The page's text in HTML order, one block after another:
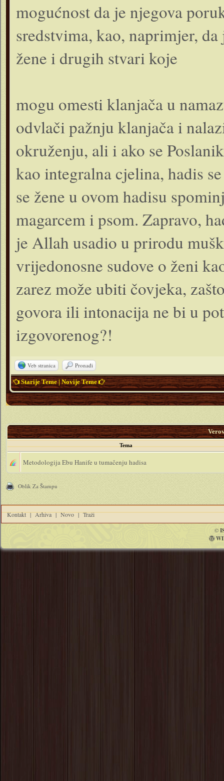
mogućnost da je njegova
sredstvima, kao, naprimjer,
žene i drugih stvari koje
mogu omesti klanjača u
odvlači pažnju klanjača i
okruženju, ali i ako se
kao integralna cjelina, hadis
se žene u ovom hadisu
magarcem i psom. Zapravo,
je Allah usadio u prirodu
vrijedonosne sudove o ženi
zarez može ubiti čovjeka,
govora ili intonacija ne bi u
izgovorenog?!
Veb stranica Pronađi
Starije Teme|Novije Teme
Tema
Metodologija Ebu Hanife u tumačenju hadisa
Oblik Za Štampu
Kontakt | Arhiva | Novo | Traži
©